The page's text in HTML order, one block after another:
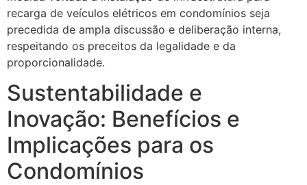
recarga de veículos elétricos em condomínios seja
precedida de ampla discussão e deliberação interna,
respeitando os preceitos da legalidade e da
proporcionalidade.
Sustentabilidade e
Inovação: Benefícios e
Implicações para os
Condomínios